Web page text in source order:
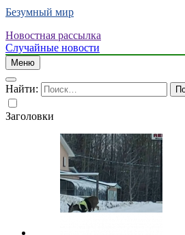
Безумный мир
Новостная рассылка
Случайные новости
Меню
Найти:
Заголовки